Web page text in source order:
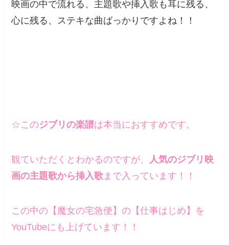
映画の中で流れる、主題歌や挿入歌も耳に残る、
心に残る、ステキな曲ばっかりですよね！！
☆このジブリの楽譜は本当におすすめです。
観ていただくとわかるのですが、 人気のジブリ映
画の主題歌から挿入歌まで入っています！！
この中の【魔女の宅急便】の【仕事はじめ】を
YouTubeにも上げています！！